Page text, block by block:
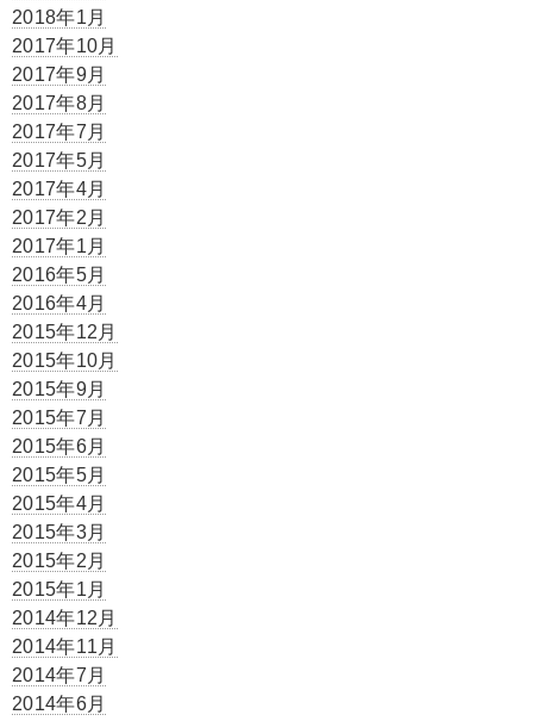
2018年1月
2017年10月
2017年9月
2017年8月
2017年7月
2017年5月
2017年4月
2017年2月
2017年1月
2016年5月
2016年4月
2015年12月
2015年10月
2015年9月
2015年7月
2015年6月
2015年5月
2015年4月
2015年3月
2015年2月
2015年1月
2014年12月
2014年11月
2014年7月
2014年6月